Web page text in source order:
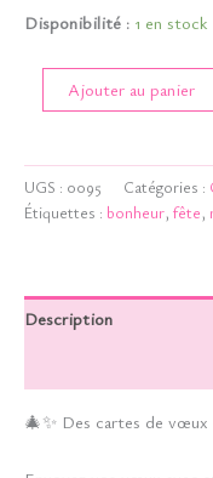
Disponibilité : 1 en stock
Noël
Ajouter au panier
UGS : 0095 Catégories :
Étiquettes : bonheur, fête,
Description
🎄✨ Des cartes de vœux